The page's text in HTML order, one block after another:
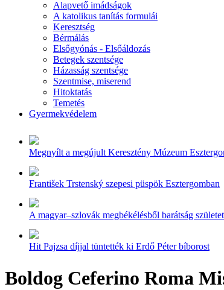
Alapvető imádságok
A katolikus tanítás formulái
Keresztség
Bérmálás
Elsőgyónás - Elsőáldozás
Betegek szentsége
Házasság szentsége
Szentmise, miserend
Hitoktatás
Temetés
Gyermekvédelem
Megnyílt a megújult Keresztény Múzeum
František Trstenský szepesi püspök Esztergomban
A magyar–szlovák megbékélésből barátság
Hit Pajzsa díjjal tüntették ki Erdő Péter bíborost
Boldog Ceferino Roma